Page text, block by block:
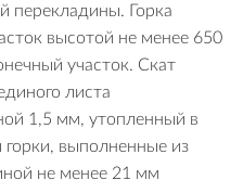
перекладины. Горка
высотой не менее 650
участок. Скат
листа
1,5 мм, утопленный в
горки, выполненные из
не менее 21 мм